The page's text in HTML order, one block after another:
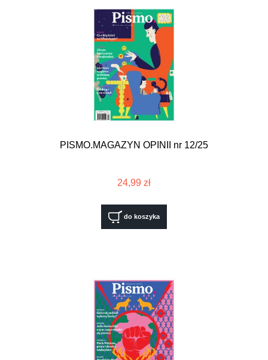
PISMO.MAGAZYN OPINII nr 12/25
24,99 zł
do koszyka